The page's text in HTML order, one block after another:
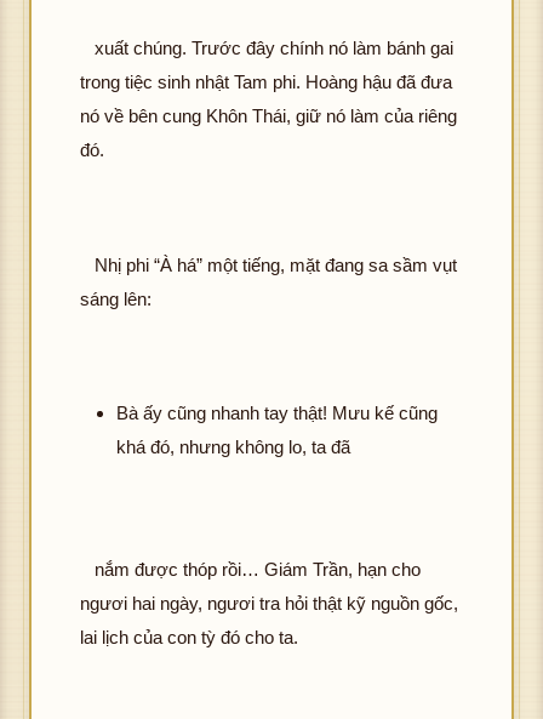
xuất chúng. Trước đây chính nó làm bánh gai
trong tiệc sinh nhật Tam phi. Hoàng hậu đã đưa
nó về bên cung Khôn Thái, giữ nó làm của riêng
đó.
Nhị phi “À há” một tiếng, mặt đang sa sầm vụt
sáng lên:
Bà ấy cũng nhanh tay thật! Mưu kế cũng
khá đó, nhưng không lo, ta đã
nắm được thóp rồi… Giám Trần, hạn cho
ngươi hai ngày, ngươi tra hỏi thật kỹ nguồn gốc,
lai lịch của con tỳ đó cho ta.